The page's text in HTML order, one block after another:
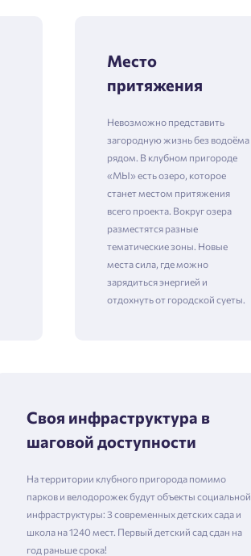
Место
притяжения
Невозможно представить
загородную жизнь без водоёма
рядом. В клубном пригороде
«МЫ» есть озеро, которое
станет местом притяжения
всего проекта. Вокруг озера
разместятся разные
тематические зоны. Новые
места сила, где можно
зарядиться энергией и
отдохнуть от городской суеты.
Своя инфраструктура в
шаговой доступности
На территории клубного пригорода помимо
парков и велодорожек будут объекты социальной
инфраструктуры: 3 современных детских сада и
школа на 1240 мест. Первый детский сад сдан на
год раньше срока!